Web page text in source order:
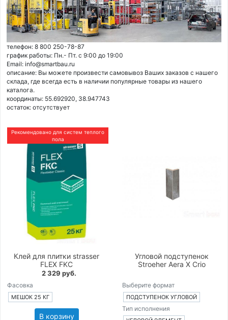
телефон: 8 800 250-78-87
график работы: Пн.- Пт. с 9:00 до 19:00
Email: info@smartbau.ru
описание: Вы можете произвести самовывоз Ваших заказов с нашего
склада, где всегда есть в наличии популярные товары из нашего
каталога.
координаты: 55.692920, 38.947743
остаток: отсутствует
Рекомендовано для систем теплого
пола
Клей для плитки strasser
FLEX FKC
2 329 руб.
Фасовка
МЕШОК 25 КГ
В корзину
Угловой подступенок
Stroeher Aera X Crio
Выберите формат
ПОДСТУПЕНОК УГЛОВОЙ
Тип исполнения